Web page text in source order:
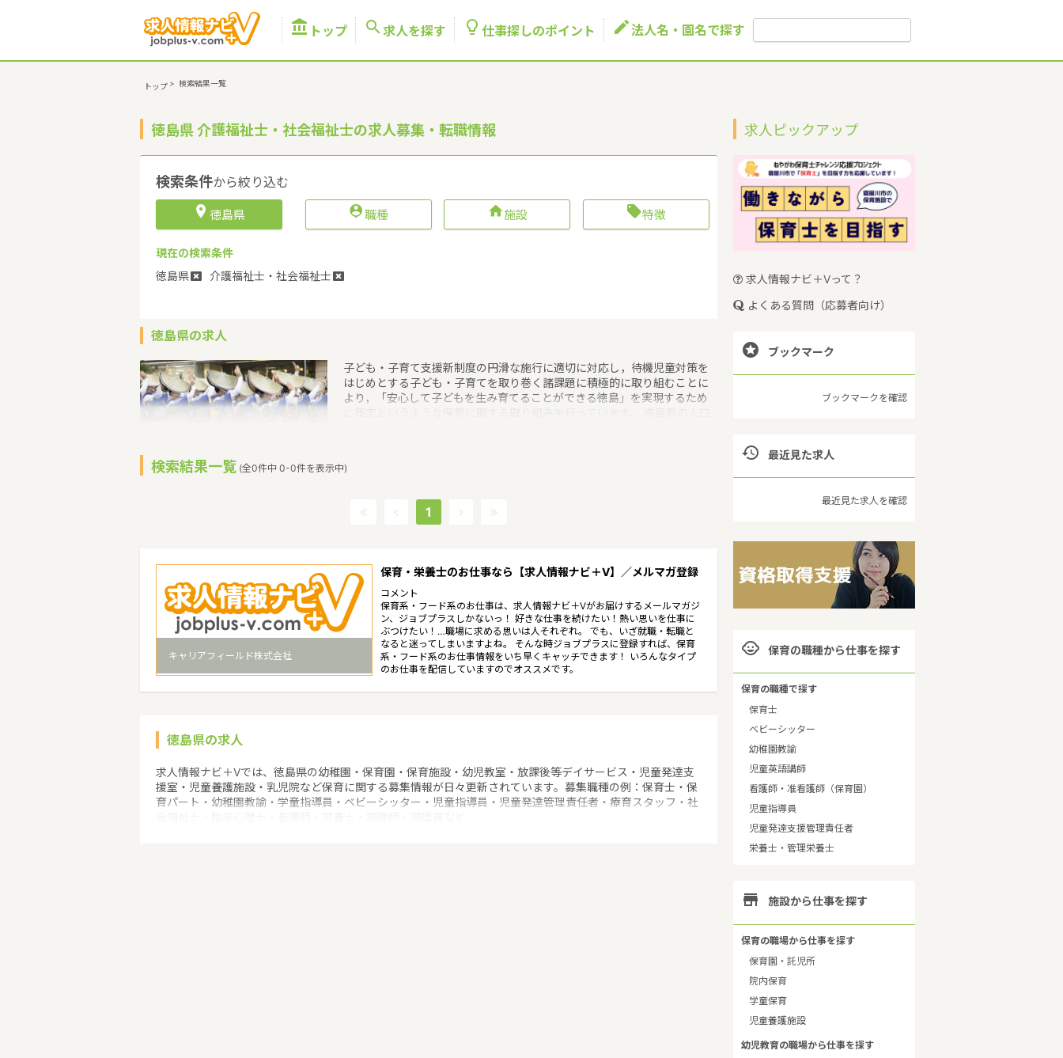
 トップ  求人を探す  仕事探しのポイント 法人名・園名で探す
トップ > 検索結果一覧
徳島県 介護福祉士・社会福祉士の求人募集・転職情報
検索条件から絞り込む
 徳島県 職種 施設 特徴
現在の検索条件
徳島県
介護福祉士・社会福祉士
徳島県の求人
子ども・子育て支援新制度の円滑な施行に適切に対応し，待機児童対策を
はじめとする子ども・子育てを取り巻く諸課題に積極的に取り組むことに
より，「安心して子どもを生み育てることができる徳島」を実現するため
住宅 D-room調べ） 徳島県は、阿波の名で知られる徳島ですが、この旧国
に面した県南部は、平均気温が高く、台風の常襲地で降水量が多いのが特
徴です。吉野川沿いの県北部は降水量も少ないというような特徴があるエ
検索結果一覧 (全0件中 0-0件を表示中)
1
キャリアフィールド株式会社
保育・栄養士のお仕事なら【求人情報ナビ＋V】／メルマガ登録
コメント
保育系・フード系のお仕事は、求人情報ナビ＋Vがお届けするメールマガジ
ン、ジョブプラスしかないっ！ 好きな仕事を続けたい！熱い思いを仕事に
ぶつけたい！…職場に求める思いは人それぞれ。 でも、いざ就職・転職と
なると迷ってしまいますよね。 そんな時ジョブプラスに登録すれば、保育
系・フード系のお仕事情報をいち早くキャッチできます！ いろんなタイプ
のお仕事を配信していますのでオススメです。
徳島県の求人
求人情報ナビ＋Vでは、徳島県の幼稚園・保育園・保育施設・幼児教室・放課後等デイサービス・児童発達支
援室・児童養護施設・乳児院など保育に関する募集情報が日々更新されています。募集職種の例：保育士・保
育パート・幼稚園教諭・学童指導員・ベビーシッター・児童指導員・児童発達管理責任者・療育スタッフ・社
求人ピックアップ
求人情報ナビ＋Vって？
よくある質問（応募者向け）
 ブックマーク
ブックマークを確認
 最近見た求人
最近見た求人を確認
 保育の職種から仕事を探す
保育の職種で探す
保育士
ベビーシッター
幼稚園教諭
児童英語講師
看護師・准看護師（保育園）
児童指導員
児童発達支援管理責任者
栄養士・管理栄養士
 施設から仕事を探す
保育の職場から仕事を探す
保育園・託児所
院内保育
学童保育
児童養護施設
幼児教育の職場から仕事を探す